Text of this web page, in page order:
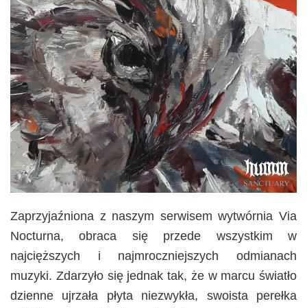
Zaprzyjaźniona z naszym serwisem wytwórnia Via
Nocturna, obraca się przede wszystkim w
najcięższych i najmroczniejszych odmianach
muzyki. Zdarzyło się jednak tak, że w marcu światło
dzienne ujrzała płyta niezwykła, swoista perełka